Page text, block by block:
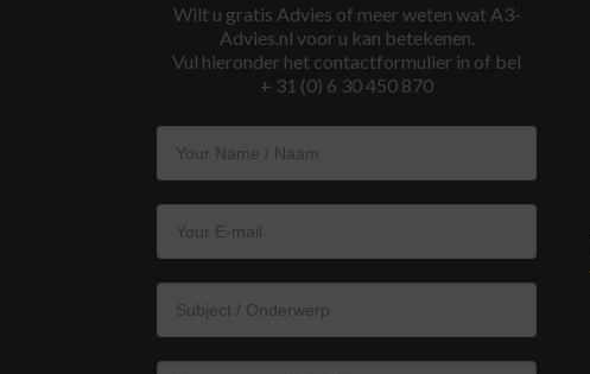
Wilt u gratis Advies of meer weten wat A3-
Advies.nl voor u kan betekenen.
Vul hieronder het contactformulier in of bel
+ 31 (0) 6 30 450 870